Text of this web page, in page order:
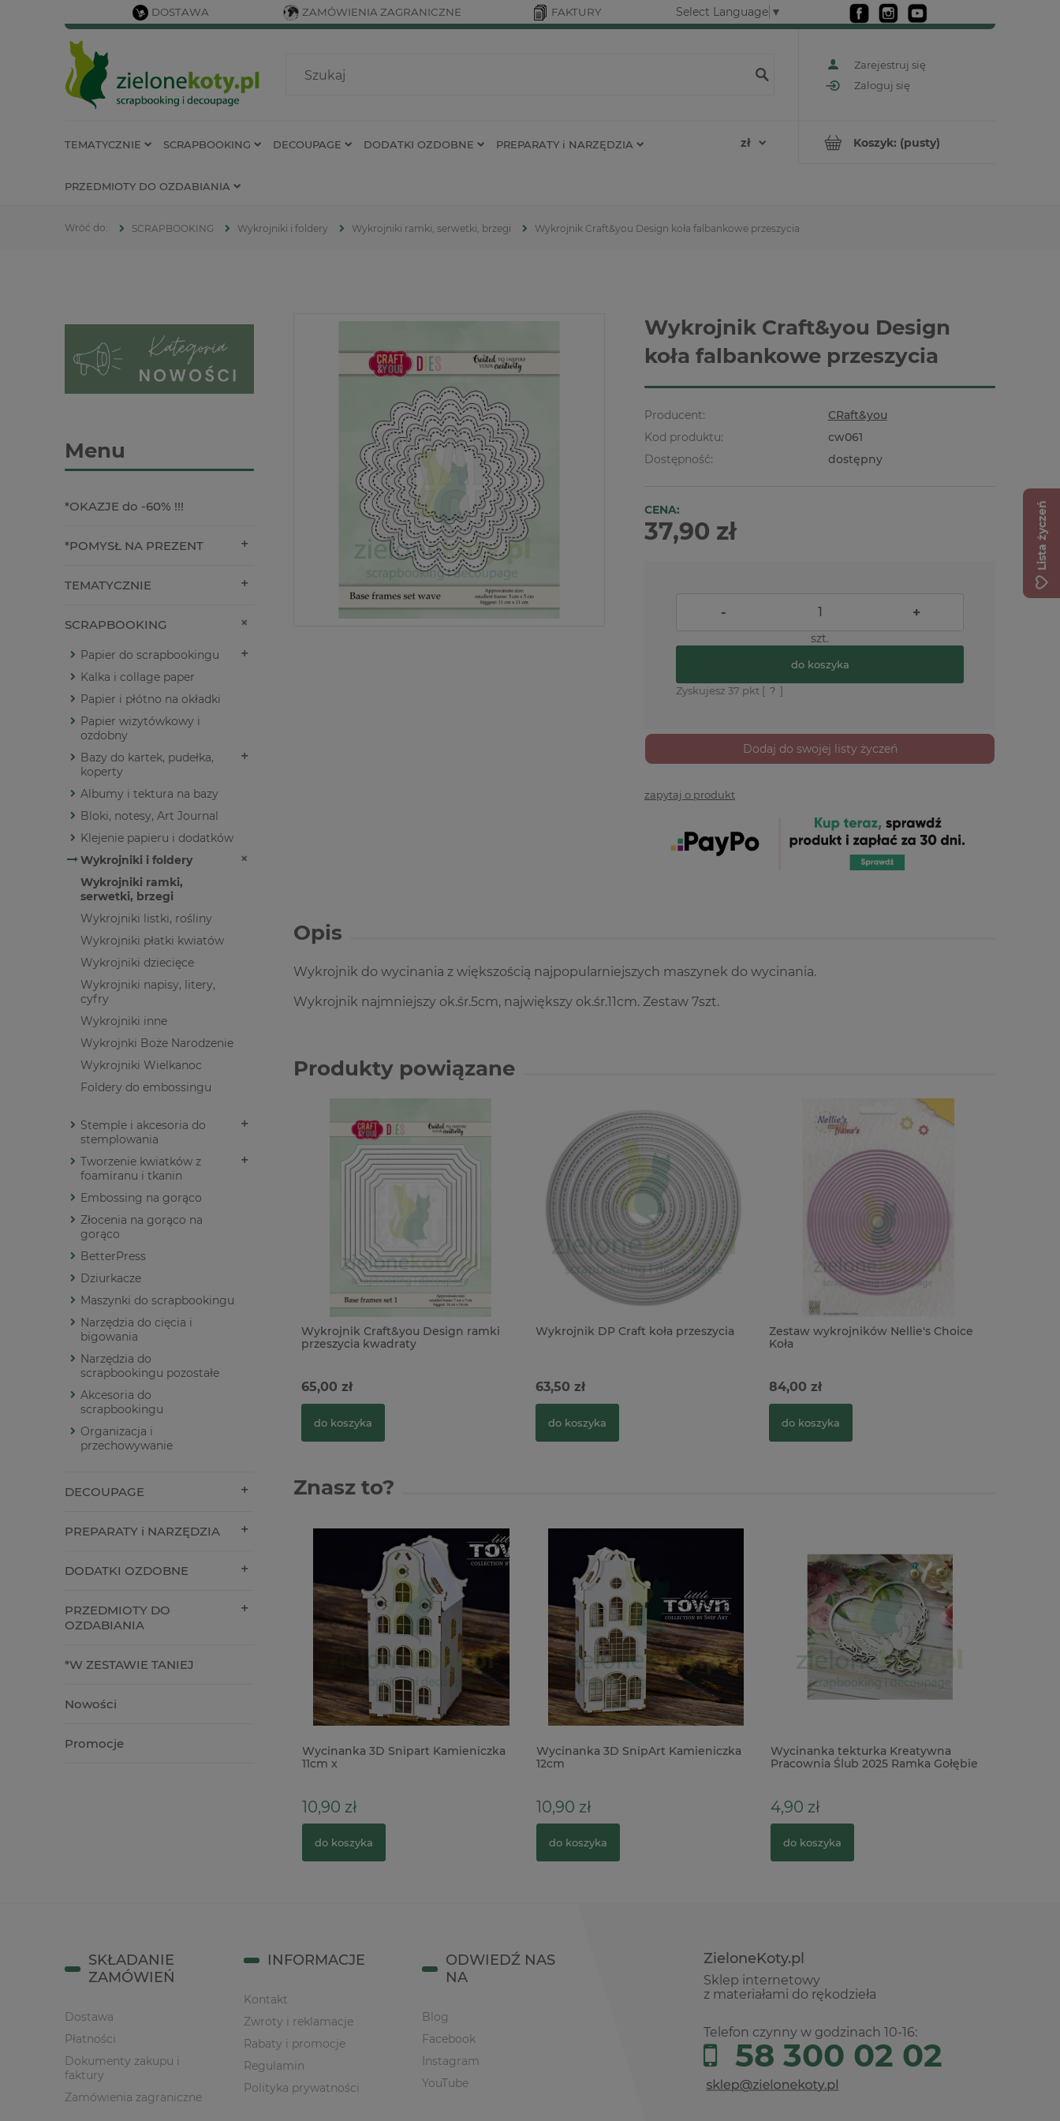
DOSTAWA ZAMÓWIENIA ZAGRANICZNE FAKTURY Select Language ▼
Zarejestruj się
Zaloguj się
Koszyk: (pusty)
TEMATYCZNIE SCRAPBOOKING DECOUPAGE DODATKI OZDOBNE PREPARATY i NARZĘDZIA
PRZEDMIOTY DO OZDABIANIA
SCRAPBOOKING Wykrojniki i foldery Wykrojniki ramki, serwetki, brzegi Wykrojnik Craft&you Design koła falbankowe przeszycia
Menu
*OKAZJE do -60% !!!
*POMYSŁ NA PREZENT
TEMATYCZNIE
SCRAPBOOKING
Papier do scrapbookingu
Kalka i collage paper
Papier i płótno na okładki
Papier wizytówkowy i
ozdobny
Bazy do kartek, pudełka,
koperty
Albumy i tektura na bazy
Bloki, notesy, Art Journal
Klejenie papieru i dodatków
Wykrojniki i foldery
Wykrojniki ramki,
serwetki, brzegi
Wykrojniki listki, rośliny
Wykrojniki płatki kwiatów
Wykrojniki dziecięce
Wykrojniki napisy, litery,
cyfry
Wykrojniki inne
Wykrojnki Boże Narodzenie
Wykrojniki Wielkanoc
Foldery do embossingu
Stemple i akcesoria do
stemplowania
Tworzenie kwiatków z
foamiranu i tkanin
Embossing na gorąco
Złocenia na gorąco na
gorąco
BetterPress
Dziurkacze
Maszynki do scrapbookingu
Narzędzia do cięcia i
bigowania
Narzędzia do
scrapbookingu pozostałe
Akcesoria do
scrapbookingu
Organizacja i
przechowywanie
DECOUPAGE
PREPARATY i NARZĘDZIA
DODATKI OZDOBNE
PRZEDMIOTY DO
OZDABIANIA
*W ZESTAWIE TANIEJ
Nowości
Promocje
Wykrojnik Craft&you Design
koła falbankowe przeszycia
Producent:
CRaft&you
Kod produktu:
cw061
Dostępność:
dostępny
CENA:
37,90 zł
- +
szt.
do koszyka
Zyskujesz 37 pkt [ ? ]
Dodaj do swojej listy życzeń
zapytaj o produkt
Opis
Wykrojnik do wycinania z większością najpopularniejszych maszynek do wycinania.
Wykrojnik najmniejszy ok.śr.5cm, największy ok.śr.11cm. Zestaw 7szt.
Produkty powiązane
Wykrojnik Craft&you Design ramki
przeszycia kwadraty
65,00 zł
do koszyka
Wykrojnik DP Craft koła przeszycia
63,50 zł
do koszyka
Zestaw wykrojników Nellie's Choice
Koła
84,00 zł
do koszyka
Znasz to?
Okładka materiałowa Alchemy of Art
Wycinanka 3D Snipart Kamieniczka
11cm x
10,90 zł
do koszyka
Wycinanka 3D SnipArt Kamieniczka
12cm
10,90 zł
do koszyka
Wycinanka tekturka Kreatywna
Pracownia Ślub 2025 Ramka Gołębie
4,90 zł
do koszyka
ZieloneKoty.pl
Sklep internetowy
z materiałami do rękodzieła
Telefon czynny w godzinach 10-16:
58 300 02 02
SKŁADANIE
ZAMÓWIEŃ
Dostawa
Płatności
Dokumenty zakupu i
faktury
Zamówienia zagraniczne
INFORMACJE
Kontakt
Zwroty i reklamacje
Rabaty i promocje
Regulamin
Polityka prywatności
ODWIEDŹ NAS
NA
Blog
Facebook
Instagram
YouTube
Lista życzeń